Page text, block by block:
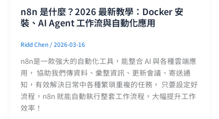
n8n 是什麼？2026 最新教學：Docker 安
裝、AI Agent 工作流與自動化應用
Ridd Chen /2026-03-16
n8n是一款強大的自動化工具，能整合 AI 與各種雲端應
用， 協助我們傳資料、彙整資訊、更新會議、寄送通
知，有效解決日常中各種繁瑣重複的任務， 只要設定好
流程，n8n 就能自動執行整套工作流程，大幅提升工作
效率！